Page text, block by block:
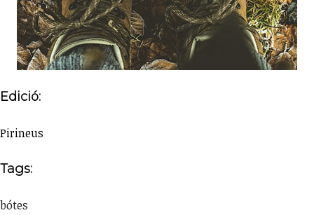
Edició:
Pirineus
Tags:
bótes